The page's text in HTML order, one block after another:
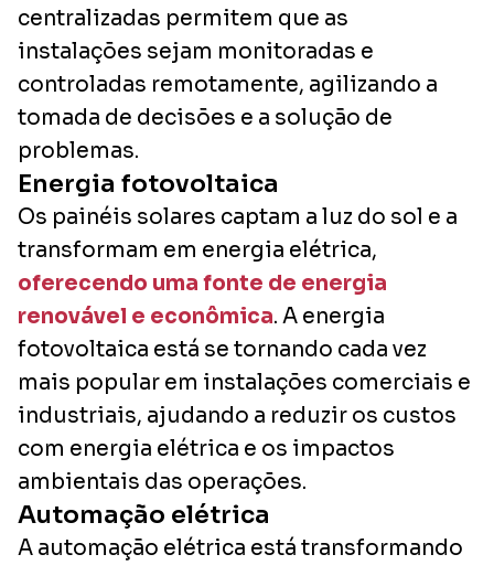
centralizadas permitem que as
instalações sejam monitoradas e
controladas remotamente, agilizando a
tomada de decisões e a solução de
problemas.
Energia fotovoltaica
Os painéis solares captam a luz do sol e a
transformam em energia elétrica,
oferecendo uma fonte de energia
renovável e econômica. A energia
fotovoltaica está se tornando cada vez
mais popular em instalações comerciais e
industriais, ajudando a reduzir os custos
com energia elétrica e os impactos
ambientais das operações.
Automação elétrica
A automação elétrica está transformando